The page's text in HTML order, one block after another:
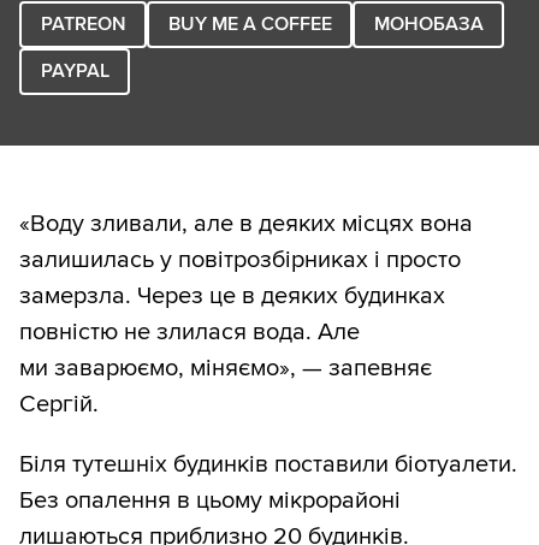
PATREON BUY ME A COFFEE
МОНОБАЗА
PAYPAL
«Воду зливали, але в деяких місцях вона
залишилась у повітрозбірниках і просто
замерзла. Через це в деяких будинках
повністю не злилася вода. Але
ми заварюємо, міняємо», — запевняє
Сергій.
Біля тутешніх будинків поставили біотуалети.
Без опалення в цьому мікрорайоні
лишаються приблизно 20 будинків.